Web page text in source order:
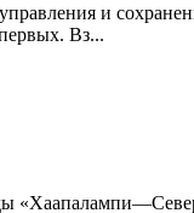
и
Вз...